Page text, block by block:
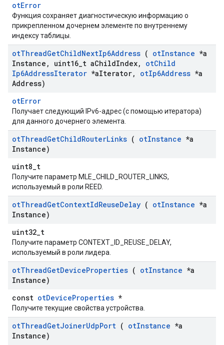
otError
Функция сохраняет диагностическую информацию о
прикрепленном дочернем элементе по внутреннему
индексу таблицы.
otThreadGetChildNextIp6Address ( otInstance *a
Instance , uint16 t aChildIndex, otChild
Ip6AddressIterator *aIterator, otIp6Address *a
Address)
otError
Получает следующий IPv6-адрес (с помощью итератора)
для данного дочернего элемента.
otThreadGetChildRouterLinks ( otInstance *a
Instance)
uint8_t
Получите параметр MLE_CHILD_ROUTER_LINKS,
используемый в роли REED.
otThreadGetContextIdReuseDelay ( otInstance *a
Instance)
uint32_t
Получите параметр CONTEXT_ID_REUSE_DELAY,
используемый в роли лидера.
otThreadGetDeviceProperties ( otInstance *a
Instance)
const otDeviceProperties *
Получите текущие свойства устройства.
otThreadGetJoinerUdpPort ( otInstance *a
Instance)